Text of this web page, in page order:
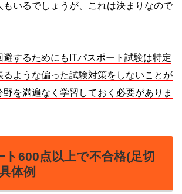
もいるでしょうが、これは決まりなので
避するためにもITパスポート試験は特定
るような偏った試験対策をしないことが
野を満遍なく学習しておく必要がありま
ト600点以上で不合格(足切
体例